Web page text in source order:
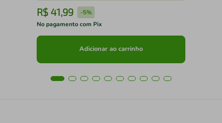
R$ 41,99 -5%
No pagamento com Pix
Adicionar ao carrinho